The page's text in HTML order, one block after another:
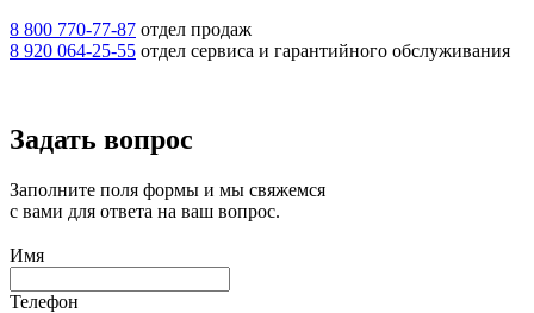
8 800 770-77-87 отдел продаж
8 920 064-25-55 отдел сервиса и гарантийного обслуживания
Задать вопрос
Заполните поля формы и мы свяжемся
с вами для ответа на ваш вопрос.
Имя
Телефон